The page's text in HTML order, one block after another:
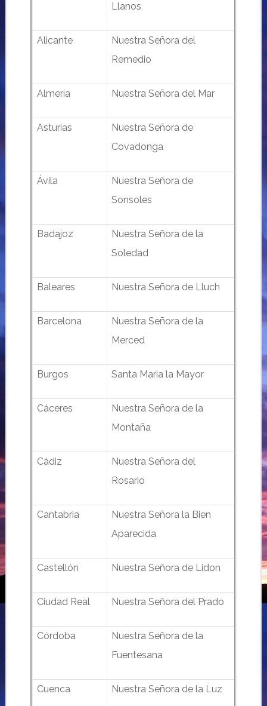
Llanos
Alicante
Nuestra Señora del
Remedio
Almería Nuestra Señora del Mar
Asturias
Nuestra Señora de
Covadonga
Ávila
Nuestra Señora de
Sonsoles
Badajoz
Nuestra Señora de la
Soledad
Baleares Nuestra Señora de Lluch
Barcelona
Nuestra Señora de la
Merced
Burgos Santa Maria la Mayor
Cáceres
Nuestra Señora de la
Montaña
Cádiz
Nuestra Señora del
Rosario
Cantabria
Nuestra Señora la Bien
Aparecida
Castellón Nuestra Señora de Lidon
Ciudad Real Nuestra Señora del Prado
Córdoba
Nuestra Señora de la
Fuentesana
Cuenca Nuestra Señora de la Luz